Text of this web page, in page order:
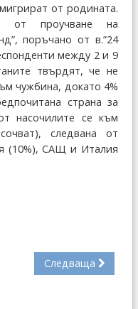
от родината.
от проучване на
поръчано от в.”24
между 2 и 9
твърдят, че не
чужбина, докато 4%
страна за
насочилите се към
следвана от
(10%), САЩ и Италия
Следваща